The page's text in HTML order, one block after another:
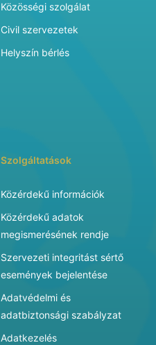
Közösségi szolgálat
Civil szervezetek
Helyszín bérlés
Szolgáltatások
Közérdekű információk
Közérdekű adatok
megismerésének rendje
Szervezeti integritást sértő
események bejelentése
Adatvédelmi és
adatbiztonsági szabályzat
Adatkezelés